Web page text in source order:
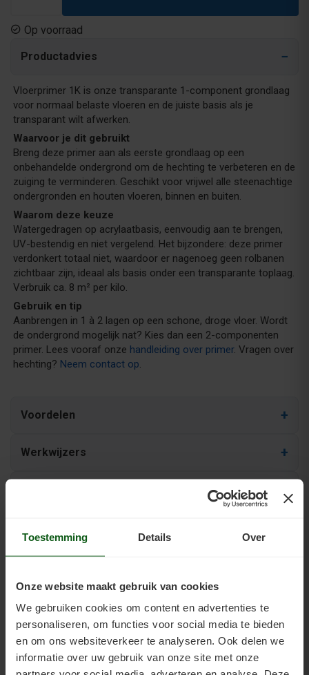
Toestemming Details Over
Onze website maakt gebruik van cookies
We gebruiken cookies om content en advertenties te
personaliseren, om functies voor social media te bieden
en om ons websiteverkeer te analyseren. Ook delen we
informatie over uw gebruik van onze site met onze
Op voorraad
Productadvies
Vloerprimer 1K is onze transparante 1-component grondlaag
voor normaal belaste vloeren en de juiste basis als je
transparant wilt afwerken.
Waarvoor je dit gebruikt
Breng deze primer aan als eerste grondlaag op een
onbehandelde ondergrond om de hechting te verbeteren en de
zuiging te verminderen. Geschikt voor vrijwel alle steenachtige
ondergronden en houten vloeren, binnen en buiten.
Waarom deze keuze
Watergedragen op acrylaatbasis, eenvoudig aan te brengen,
UV-bestendig en niet vergelend. Het bijzondere: deze primer
verdonkert totaal niet, waardoor er nagenoeg geen rolbanen
zichtbaar zijn, ideaal als basis onder een transparante toplaag.
Verbruik ca. 8 m² per kilo.
Gebruik en tip
Aanbrengen in 1 à 2 lagen op een schone, droge vloer. Wordt
de ondergrond mogelijk nat? Kies dan een 2-componenten
primer. Lees vooraf onze handleiding over primer. Vragen over
hechting? Neem contact op.
Voordelen
Werkwijzers
Aanbieding
Service